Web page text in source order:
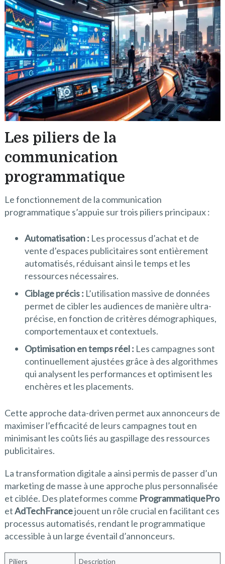
Les piliers de la
communication
programmatique
Le fonctionnement de la communication
programmatique s’appuie sur trois piliers principaux :
Automatisation : Les processus d’achat et de
vente d’espaces publicitaires sont entièrement
automatisés, réduisant ainsi le temps et les
ressources nécessaires.
Ciblage précis : L’utilisation massive de données
permet de cibler les audiences de manière ultra-
précise, en fonction de critères démographiques,
comportementaux et contextuels.
Optimisation en temps réel : Les campagnes sont
continuellement ajustées grâce à des algorithmes
qui analysent les performances et optimisent les
enchères et les placements.
Cette approche data-driven permet aux annonceurs de
maximiser l’efficacité de leurs campagnes tout en
minimisant les coûts liés au gaspillage des ressources
publicitaires.
La transformation digitale a ainsi permis de passer d’un
marketing de masse à une approche plus personnalisée
et ciblée. Des plateformes comme ProgrammatiquePro
etAdTechFrancejouent un rôle crucial en facilitant ces
processus automatisés, rendant le programmatique
accessible à un large éventail d’annonceurs.
Piliers Description